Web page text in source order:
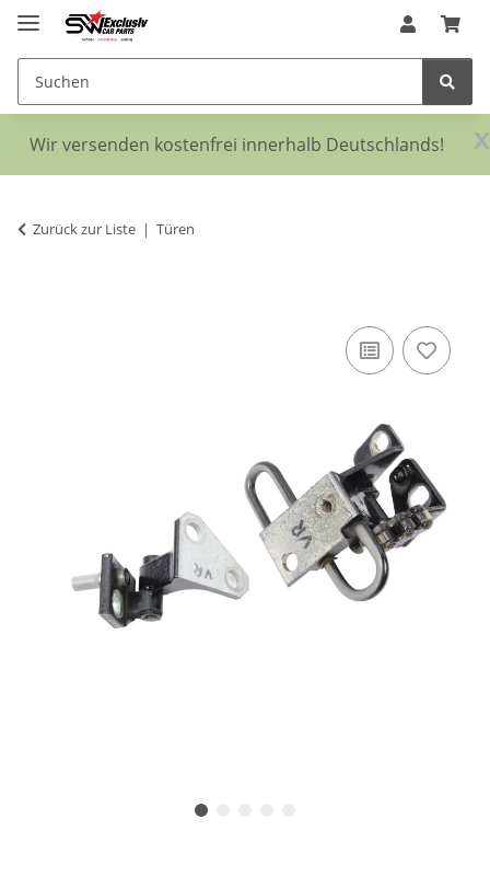
x
Wir versenden kostenfrei innerhalb Deutschlands!
Zurück zur Liste Türen